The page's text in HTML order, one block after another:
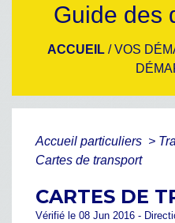
Guide des
ACCUEIL/VOS
Accueil particuliers >
Cartes de transport
CARTES DE
Vérifié le 08 Jun 2016 -